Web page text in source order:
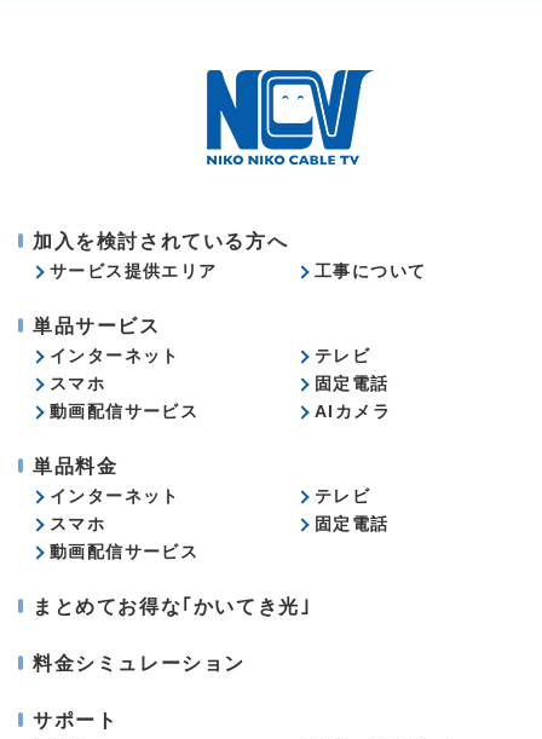
加入を検討されている方へ
サービス提供エリア 工事について
単品サービス
インターネット
テレビ
スマホ
固定電話
動画配信サービス
AIカメラ
単品料金
インターネット
テレビ
スマホ
固定電話
動画配信サービス
まとめてお得な｢かいてき光｣
料金シミュレーション
サポート